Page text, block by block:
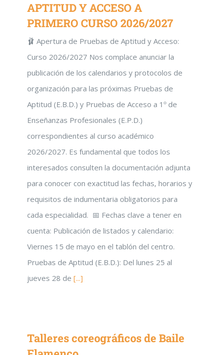
APTITUD Y ACCESO A
PRIMERO CURSO 2026/2027
🩰 Apertura de Pruebas de Aptitud y Acceso:
Curso 2026/2027 Nos complace anunciar la
publicación de los calendarios y protocolos de
organización para las próximas Pruebas de
Aptitud (E.B.D.) y Pruebas de Acceso a 1º de
Enseñanzas Profesionales (E.P.D.)
correspondientes al curso académico
2026/2027. Es fundamental que todos los
interesados consulten la documentación adjunta
para conocer con exactitud las fechas, horarios y
requisitos de indumentaria obligatorios para
cada especialidad. 📅 Fechas clave a tener en
cuenta: Publicación de listados y calendario:
Viernes 15 de mayo en el tablón del centro.
Pruebas de Aptitud (E.B.D.): Del lunes 25 al
jueves 28 de [...]
Talleres coreográficos de Baile